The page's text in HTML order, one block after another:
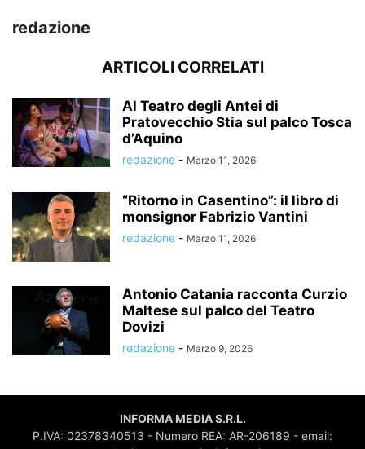
redazione
ARTICOLI CORRELATI
Al Teatro degli Antei di
Pratovecchio Stia sul palco Tosca
d’Aquino
redazione - Marzo 11, 2026
“Ritorno in Casentino”: il libro di
monsignor Fabrizio Vantini
redazione - Marzo 11, 2026
Antonio Catania racconta Curzio
Maltese sul palco del Teatro
Dovizi
redazione - Marzo 9, 2026
INFORMA MEDIA S.R.L.
P.IVA: 02378340513 - Numero REA: AR-206189 - email: